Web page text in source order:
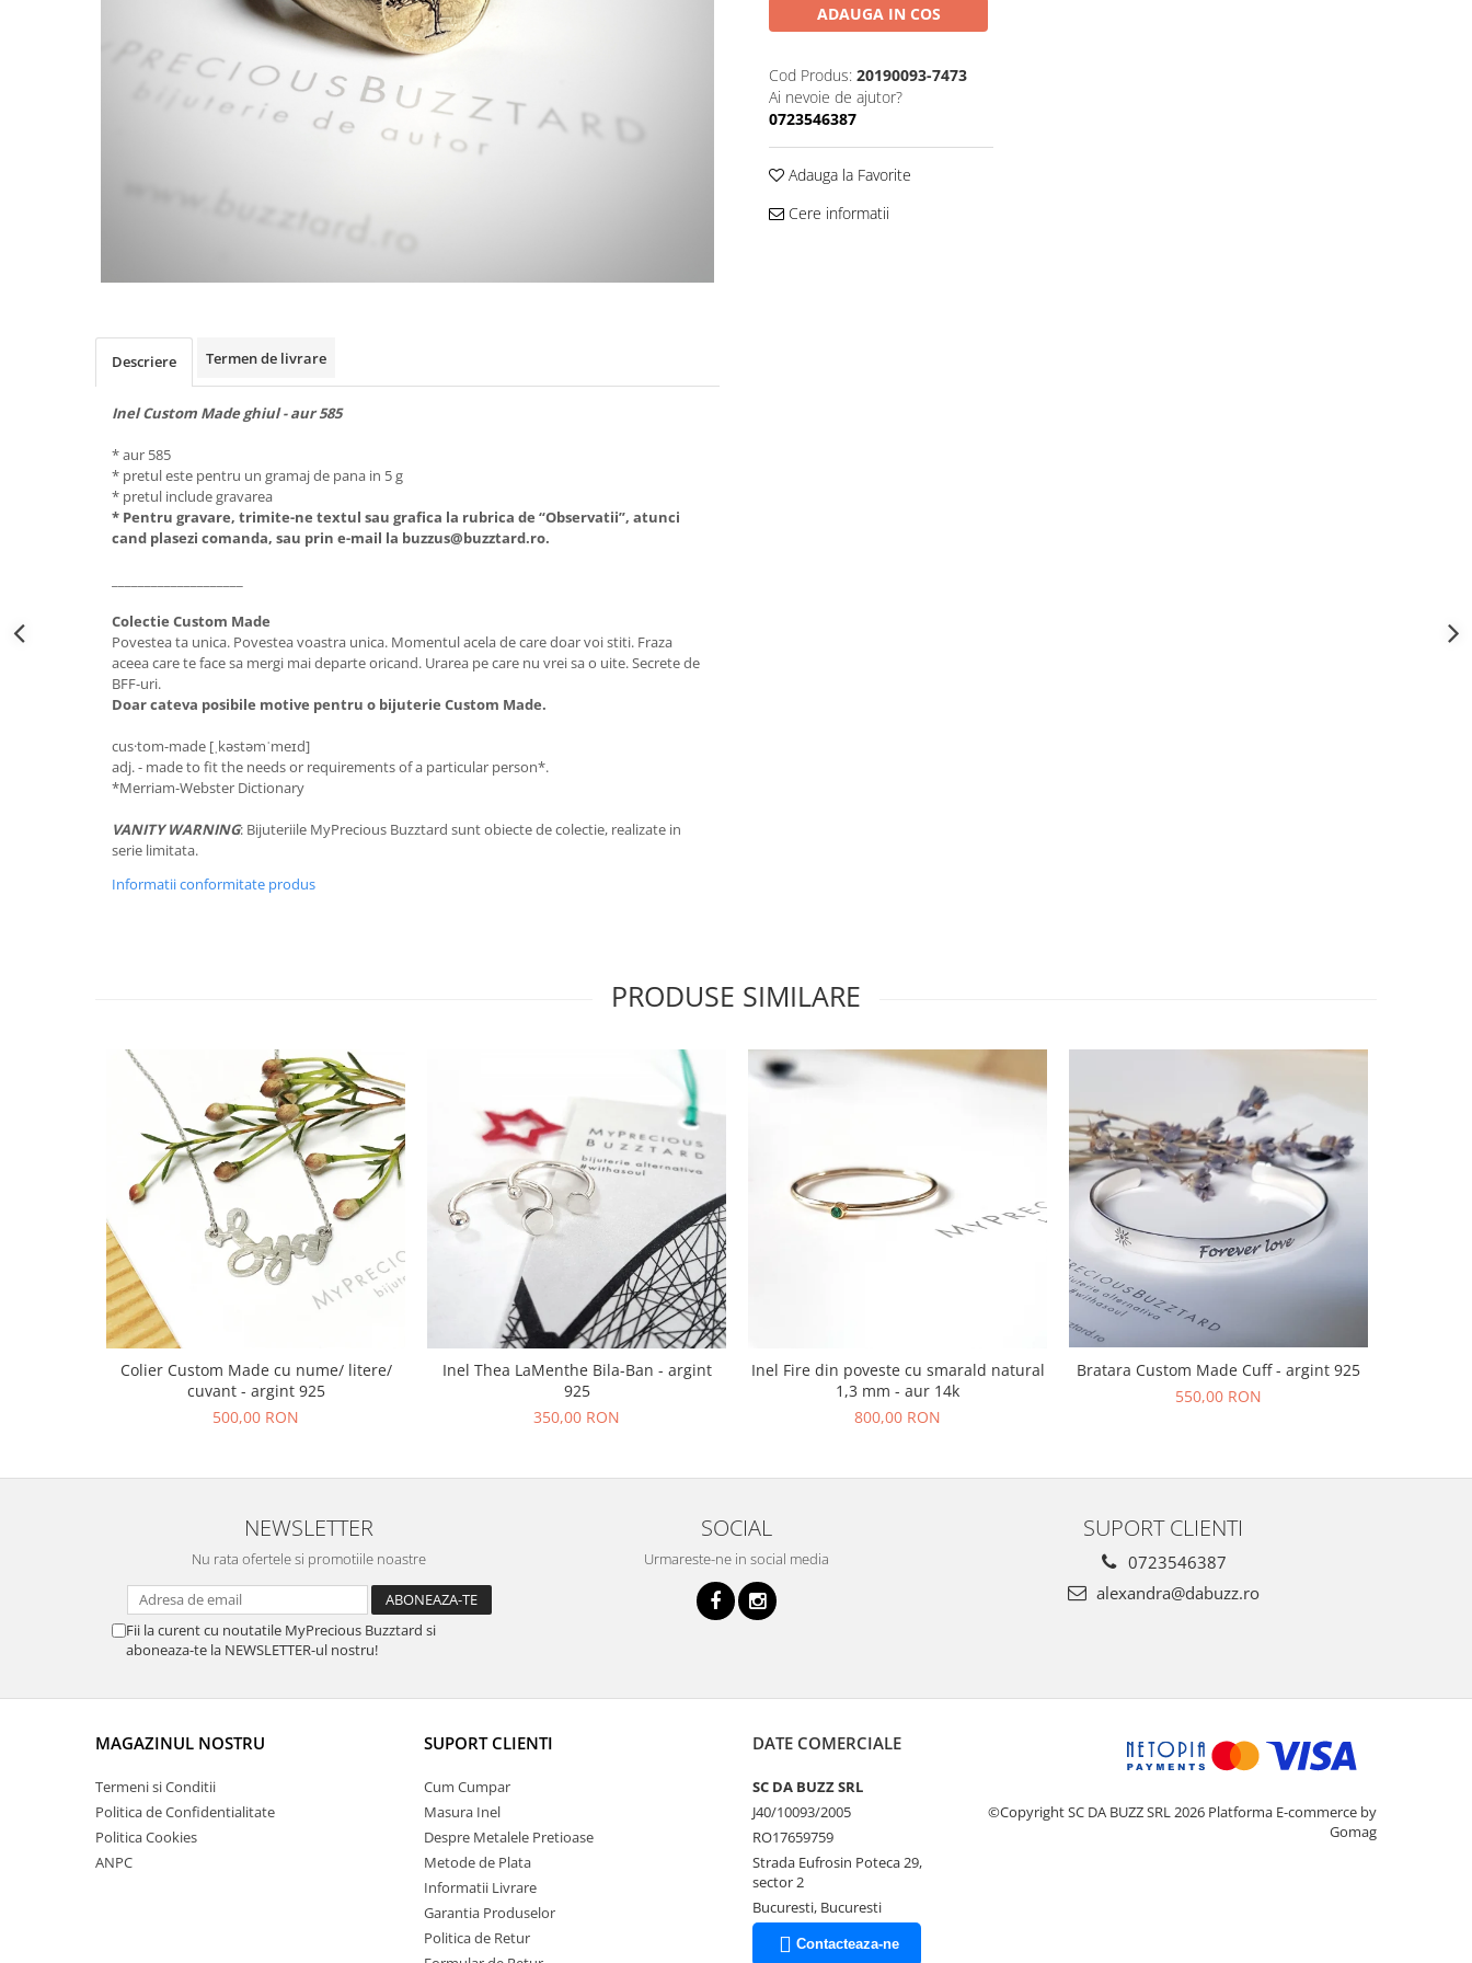
ADAUGA IN COS
Cod Produs: 20190093-7473
Ai nevoie de ajutor?
0723546387
Adauga la Favorite
Cere informatii
Descriere Termen de livrare
Inel Custom Made ghiul - aur 585
* aur 585
* pretul este pentru un gramaj de pana in 5 g
* pretul include gravarea
* Pentru gravare, trimite-ne textul sau grafica la rubrica de “Observatii”, atunci
cand plasezi comanda, sau prin e-mail la buzzus@buzztard.ro.
Colectie Custom Made
Povestea ta unica. Povestea voastra unica. Momentul acela de care doar voi stiti. Fraza
aceea care te face sa mergi mai departe oricand. Urarea pe care nu vrei sa o uite. Secrete de
BFF-uri.
Doar cateva posibile motive pentru o bijuterie Custom Made.
cus·tom-made [ˌkəstəmˈmeɪd]
adj. - made to fit the needs or requirements of a particular person*.
*Merriam-Webster Dictionary
VANITY WARNING: Bijuteriile MyPrecious Buzztard sunt obiecte de colectie, realizate in
serie limitata.
Informatii conformitate produs
PRODUSE SIMILARE
Colier Custom Made cu nume/ litere/
cuvant - argint 925
500,00 RON
Inel Thea LaMenthe Bila-Ban - argint
925
350,00 RON
Inel Fire din poveste cu smarald natural
1,3 mm - aur 14k
800,00 RON
Bratara Custom Made Cuff - argint 925
550,00 RON
NEWSLETTER
Nu rata ofertele si promotiile noastre
Fii la curent cu noutatile MyPrecious Buzztard si
aboneaza-te la NEWSLETTER-ul nostru!
SOCIAL
Urmareste-ne in social media
SUPORT CLIENTI
0723546387
alexandra@dabuzz.ro
MAGAZINUL NOSTRU
Termeni si Conditii
Politica de Confidentialitate
Politica Cookies
ANPC
SUPORT CLIENTI
Cum Cumpar
Masura Inel
Despre Metalele Pretioase
Metode de Plata
Informatii Livrare
Garantia Produselor
Politica de Retur
DATE COMERCIALE
SC DA BUZZ SRL
J40/10093/2005
RO17659759
Strada Eufrosin Poteca 29,
sector 2
Bucuresti, Bucuresti
Contacteaza-ne
©Copyright SC DA BUZZ SRL 2026 Platforma E-commerce by
Gomag